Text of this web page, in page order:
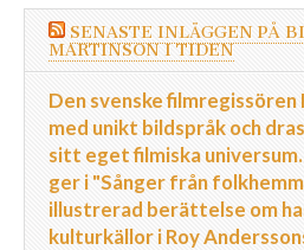
SENASTE INLÄGGEN PÅ
MARTINSON I TIDEN
Den svenske filmregissören
med unikt bildspråk och
sitt eget filmiska
ger i "Sånger från
illustrerad berättelse om
kulturkällor i Roy